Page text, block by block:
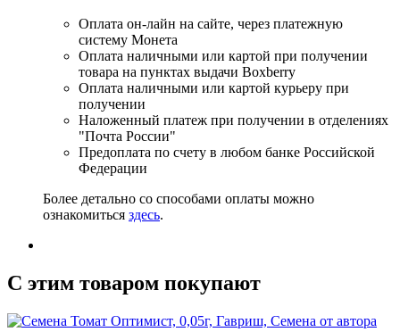
Оплата он-лайн на сайте, через платежную
систему Монета
Оплата наличными или картой при получении
товара на пунктах выдачи Boxberry
Оплата наличными или картой курьеру при
получении
Наложенный платеж при получении в отделениях
"Почта России"
Предоплата по счету в любом банке Российской
Федерации
Более детально со способами оплаты можно
ознакомиться здесь.
C этим товаром покупают